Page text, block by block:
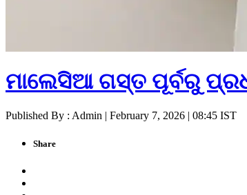
ମାଲେସିଆ ଗସ୍ତ ପୂର୍ବରୁ
Published By : Admin | February 7, 2026 | 08:45 IST
Share